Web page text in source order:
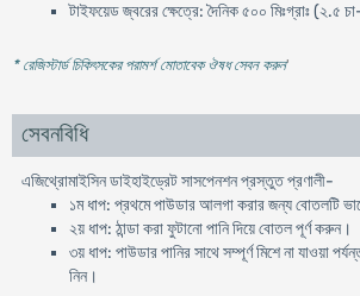
টাইফয়েড জ্বরের ক্ষেত্রে: দৈনিক ৫০০ মিঃগ্রাঃ (২.৫
* রেজিস্টার্ড চিকিৎসকের পরামর্শ মোতাবেক ঔষধ সেবন করুন'
সেবনবিধি
এজিথ্রোমাইসিন ডাইহাইড্রেট সাসপেনশন প্রস্তুত প্রণালী-
১ম ধাপ: প্রথমে পাউডার আলগা করার জন্য বোতলটি
২য় ধাপ: ঠান্ডা করা ফুটানো পানি দিয়ে বোতল পূর্ণ করুন।
৩য় ধাপ: পাউডার পানির সাথে সম্পূর্ণ মিশে না যাওয়া
নিন।